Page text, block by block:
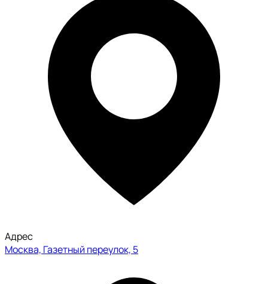
Адрес
Москва, Газетный переулок, 5